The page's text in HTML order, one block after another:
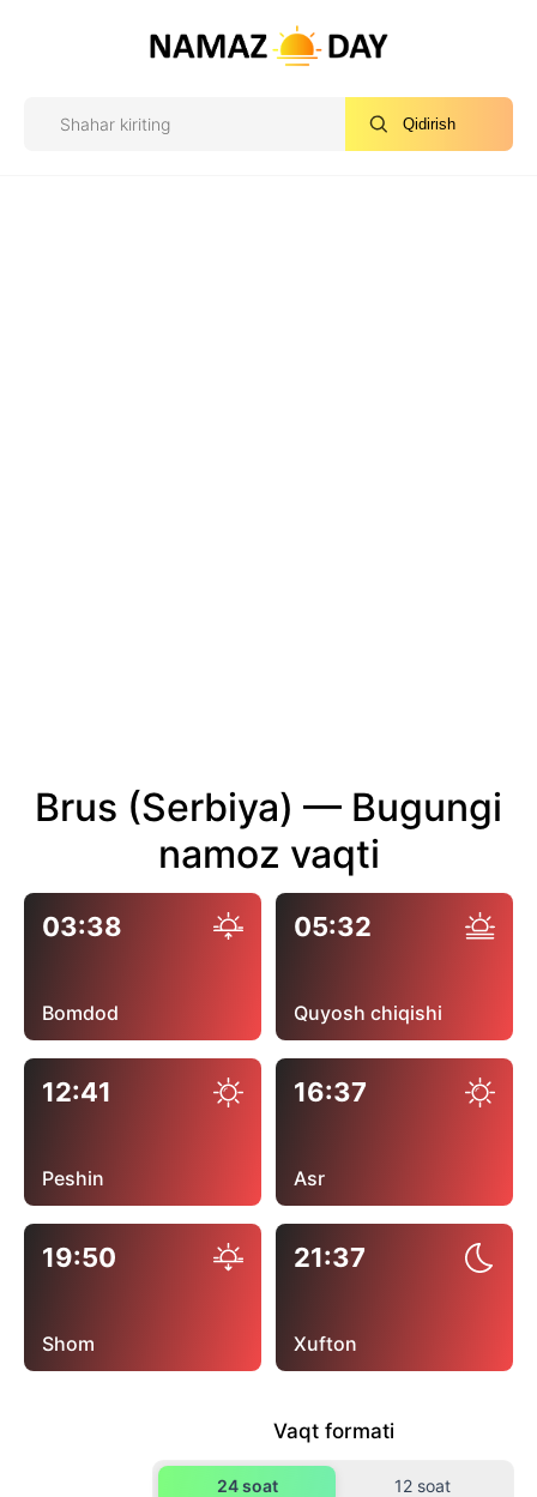
Qidirish
Brus (Serbiya) — Bugungi
namoz vaqti
03:38
Bomdod
05:32
Quyosh chiqishi
12:41
Peshin
16:37
Asr
19:50
Shom
21:37
Xufton
Vaqt formati
24 soat 12 soat